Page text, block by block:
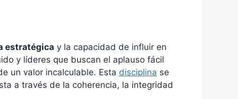
estratégica y la capacidad de influir en
y líderes que buscan el aplauso fácil
un valor incalculable. Esta disciplina se
a través de la coherencia, la integridad